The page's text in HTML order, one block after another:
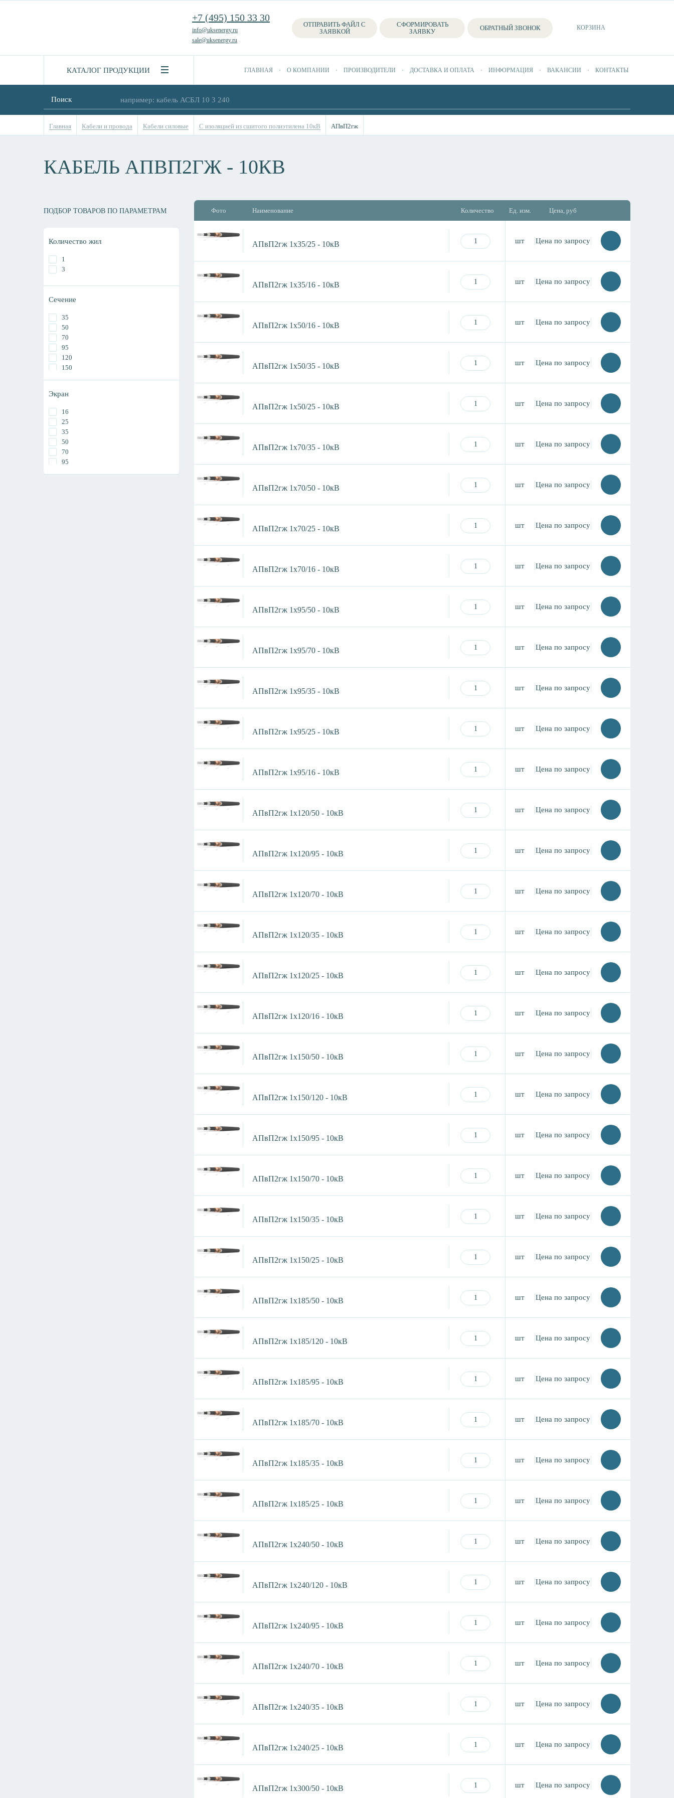
+7 (495) 150 33 30
info@uksenergy.ru
sale@uksenergy.ru
ОТПРАВИТЬ ФАЙЛ С
ЗАЯВКОЙ
СФОРМИРОВАТЬ
ЗАЯВКУ
ОБРАТНЫЙ ЗВОНОК КОРЗИНА
КАТАЛОГ ПРОДУКЦИИ ГЛАВНАЯ О КОМПАНИИ ПРОИЗВОДИТЕЛИ ДОСТАВКА И ОПЛАТА ИНФОРМАЦИЯ ВАКАНСИИ КОНТАКТЫ
Поиск
Главная Кабели и провода Кабели силовые С изоляцией из сшитого полиэтилена 10кВ АПвП2гж
КАБЕЛЬ АПВП2ГЖ - 10КВ
ПОДБОР ТОВАРОВ ПО ПАРАМЕТРАМ
Количество жил
1
3
Сечение
35
50
70
95
120
150
300
400
500
630
800
1000
1200
Экран
16
25
35
50
70
95
Фото Наименование Количество Ед. изм. Цена, руб
АПвП2гж 1х35/25 - 10кВ шт Цена по запросу
АПвП2гж 1х35/16 - 10кВ шт Цена по запросу
АПвП2гж 1х50/16 - 10кВ шт Цена по запросу
АПвП2гж 1х50/35 - 10кВ шт Цена по запросу
АПвП2гж 1х50/25 - 10кВ шт Цена по запросу
АПвП2гж 1х70/35 - 10кВ шт Цена по запросу
АПвП2гж 1х70/50 - 10кВ шт Цена по запросу
АПвП2гж 1х70/25 - 10кВ шт Цена по запросу
АПвП2гж 1х70/16 - 10кВ шт Цена по запросу
АПвП2гж 1х95/50 - 10кВ шт Цена по запросу
АПвП2гж 1х95/70 - 10кВ шт Цена по запросу
АПвП2гж 1х95/35 - 10кВ шт Цена по запросу
АПвП2гж 1х95/25 - 10кВ шт Цена по запросу
АПвП2гж 1х95/16 - 10кВ шт Цена по запросу
АПвП2гж 1х120/50 - 10кВ шт Цена по запросу
АПвП2гж 1х120/95 - 10кВ шт Цена по запросу
АПвП2гж 1х120/70 - 10кВ шт Цена по запросу
АПвП2гж 1х120/35 - 10кВ шт Цена по запросу
АПвП2гж 1х120/25 - 10кВ шт Цена по запросу
АПвП2гж 1х120/16 - 10кВ шт Цена по запросу
АПвП2гж 1х150/50 - 10кВ шт Цена по запросу
АПвП2гж 1х150/120 - 10кВ шт Цена по запросу
АПвП2гж 1х150/95 - 10кВ шт Цена по запросу
АПвП2гж 1х150/70 - 10кВ шт Цена по запросу
АПвП2гж 1х150/35 - 10кВ шт Цена по запросу
АПвП2гж 1х150/25 - 10кВ шт Цена по запросу
АПвП2гж 1х185/50 - 10кВ шт Цена по запросу
АПвП2гж 1х185/120 - 10кВ шт Цена по запросу
АПвП2гж 1х185/95 - 10кВ шт Цена по запросу
АПвП2гж 1х185/70 - 10кВ шт Цена по запросу
АПвП2гж 1х185/35 - 10кВ шт Цена по запросу
АПвП2гж 1х185/25 - 10кВ шт Цена по запросу
АПвП2гж 1х240/50 - 10кВ шт Цена по запросу
АПвП2гж 1х240/120 - 10кВ шт Цена по запросу
АПвП2гж 1х240/95 - 10кВ шт Цена по запросу
АПвП2гж 1х240/70 - 10кВ шт Цена по запросу
АПвП2гж 1х240/35 - 10кВ шт Цена по запросу
АПвП2гж 1х240/25 - 10кВ шт Цена по запросу
АПвП2гж 1х300/50 - 10кВ шт Цена по запросу